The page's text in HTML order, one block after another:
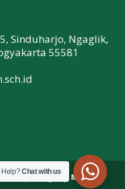
Sinduharjo, Ngaglik,
55581
| Design by
Merapi
Help?Chat with us